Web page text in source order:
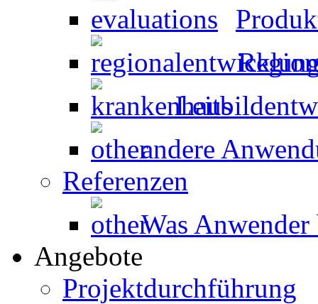
andere
Referenzen
Was
Angebote
Projektdurchführung